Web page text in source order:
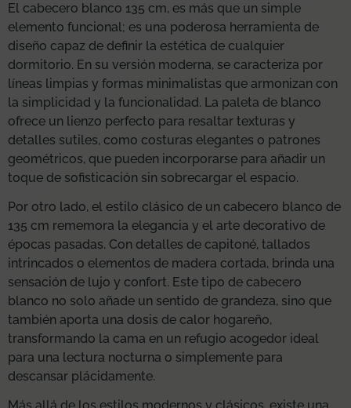
El cabecero blanco 135 cm, es más que un simple
elemento funcional; es una poderosa herramienta de
diseño capaz de definir la estética de cualquier
dormitorio. En su versión moderna, se caracteriza por
líneas limpias y formas minimalistas que armonizan con
la simplicidad y la funcionalidad. La paleta de blanco
ofrece un lienzo perfecto para resaltar texturas y
detalles sutiles, como costuras elegantes o patrones
geométricos, que pueden incorporarse para añadir un
toque de sofisticación sin sobrecargar el espacio.
Por otro lado, el estilo clásico de un cabecero blanco de
135 cm rememora la elegancia y el arte decorativo de
épocas pasadas. Con detalles de capitoné, tallados
intrincados o elementos de madera cortada, brinda una
sensación de lujo y confort. Este tipo de cabecero
blanco no solo añade un sentido de grandeza, sino que
también aporta una dosis de calor hogareño,
transformando la cama en un refugio acogedor ideal
para una lectura nocturna o simplemente para
descansar plácidamente.